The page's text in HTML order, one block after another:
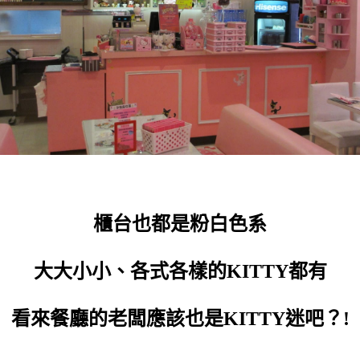
櫃台也都是粉白色系
大大小小、各式各樣的KITTY都有
看來餐廳的老闆應該也是KITTY迷吧？!